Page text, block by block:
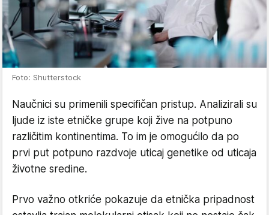
Foto: Shutterstock
Naučnici su primenili specifičan pristup. Analizirali su
ljude iz iste etničke grupe koji žive na potpuno
različitim kontinentima. To im je omogućilo da po
prvi put potpuno razdvoje uticaj genetike od uticaja
životne sredine.
Prvo važno otkriće pokazuje da etnička pripadnost